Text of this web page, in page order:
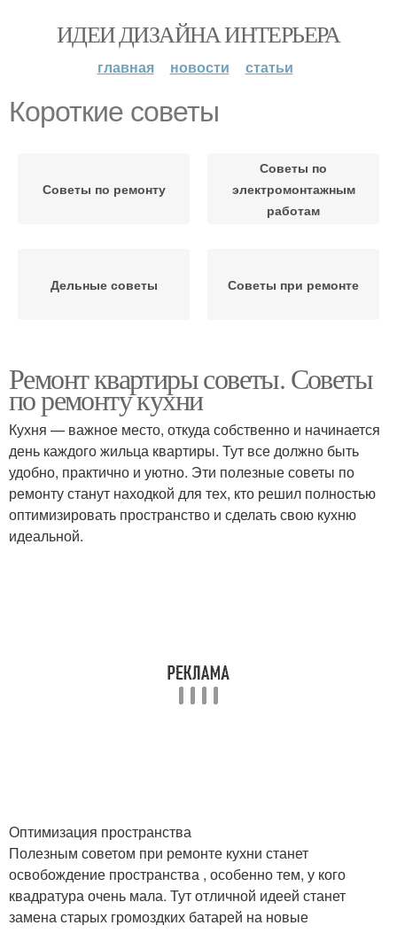
ИДЕИ ДИЗАЙНА ИНТЕРЬЕРА
главная новости статьи
Короткие советы
Советы по ремонту
Советы по
электромонтажным
работам
Дельные советы Советы при ремонте
Ремонт квартиры советы. Советы
по ремонту кухни
Кухня — важное место, откуда собственно и начинается
день каждого жильца квартиры. Тут все должно быть
удобно, практично и уютно. Эти полезные советы по
ремонту станут находкой для тех, кто решил полностью
оптимизировать пространство и сделать свою кухню
идеальной.
Оптимизация пространства
Полезным советом при ремонте кухни станет
освобождение пространства , особенно тем, у кого
квадратура очень мала. Тут отличной идеей станет
замена старых громоздких батарей на новые